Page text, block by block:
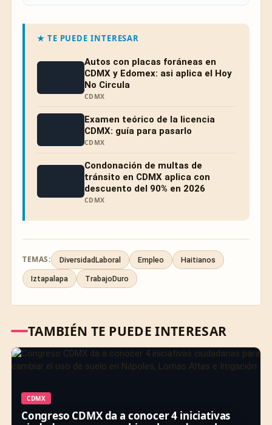
★ TE PUEDE INTERESAR
Autos con placas foráneas en
CDMX y Edomex: asi aplica el Hoy
No Circula
CDMX
Examen teórico de la licencia
CDMX: guía para pasarlo
CDMX
Condonación de multas de
tránsito en CDMX aplica con
descuento del 90% en 2026
CDMX
TEMAS: DiversidadLaboral Empleo Haitianos
Iztapalapa TrabajoDuro
TAMBIÉN TE PUEDE INTERESAR
CDMX
Congreso CDMX da a conocer 4 iniciativas